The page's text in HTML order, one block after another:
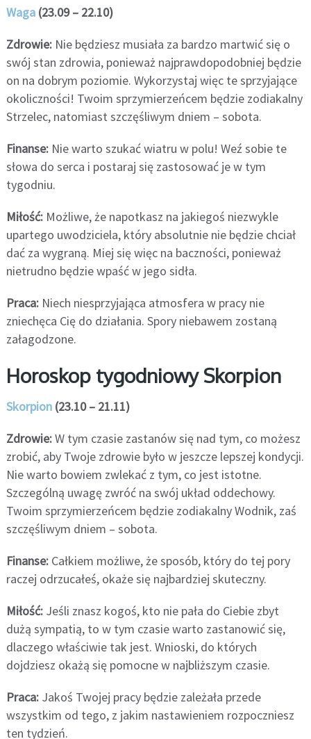
Waga(23.09 – 22.10)
Zdrowie:Nie będziesz musiała za bardzo martwić się o
swój stan zdrowia, ponieważ najprawdopodobniej będzie
on na dobrym poziomie. Wykorzystaj więc te sprzyjające
okoliczności! Twoim sprzymierzeńcem będzie zodiakalny
Strzelec, natomiast szczęśliwym dniem – sobota.
Finanse:Nie warto szukać wiatru w polu! Weź sobie te
słowa do serca i postaraj się zastosować je w tym
tygodniu.
Miłość:Możliwe, że napotkasz na jakiegoś niezwykle
upartego uwodziciela, który absolutnie nie będzie chciał
dać za wygraną. Miej się więc na baczności, ponieważ
nietrudno będzie wpaść w jego sidła.
Praca:Niech niesprzyjająca atmosfera w pracy nie
zniechęca Cię do działania. Spory niebawem zostaną
załagodzone.
Horoskop tygodniowy Skorpion
Skorpion(23.10 – 21.11)
Zdrowie:W tym czasie zastanów się nad tym, co możesz
zrobić, aby Twoje zdrowie było w jeszcze lepszej kondycji.
Nie warto bowiem zwlekać z tym, co jest istotne.
Szczególną uwagę zwróć na swój układ oddechowy.
Twoim sprzymierzeńcem będzie zodiakalny Wodnik, zaś
szczęśliwym dniem – sobota.
Finanse:Całkiem możliwe, że sposób, który do tej pory
raczej odrzucałeś, okaże się najbardziej skuteczny.
Miłość:Jeśli znasz kogoś, kto nie pała do Ciebie zbyt
dużą sympatią, to w tym czasie warto zastanowić się,
dlaczego właściwie tak jest. Wnioski, do których
dojdziesz okażą się pomocne w najbliższym czasie.
Praca:Jakoś Twojej pracy będzie zależała przede
wszystkim od tego, z jakim nastawieniem rozpoczniesz
ten tydzień.